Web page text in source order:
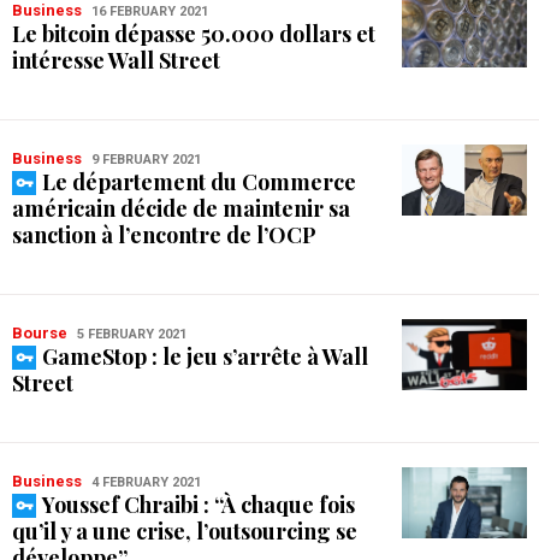
Business 16 FEBRUARY 2021
Le bitcoin dépasse 50.000 dollars et
intéresse Wall Street
Business 9 FEBRUARY 2021
Le département du Commerce
américain décide de maintenir sa
sanction à l’encontre de l’OCP
Bourse 5 FEBRUARY 2021
GameStop : le jeu s’arrête à Wall
Street
Business 4 FEBRUARY 2021
Youssef Chraibi : “À chaque fois
qu’il y a une crise, l’outsourcing se